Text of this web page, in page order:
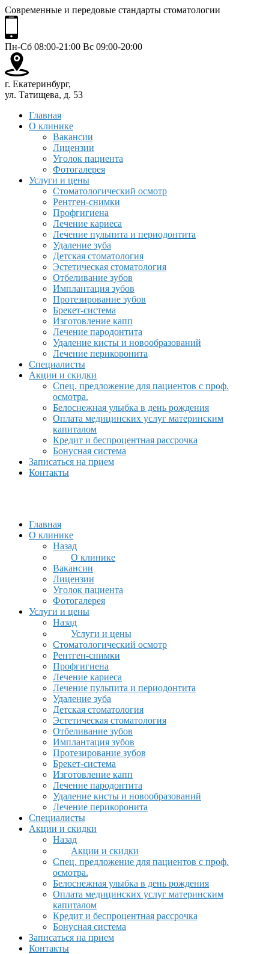
Современные и передовые стандарты стоматологии
Пн-Сб 08:00-21:00 Вс 09:00-20:00
г. Екатеринбург,
ул. Татищева, д. 53
Главная
О клинике
Вакансии
Лицензии
Уголок пациента
Фотогалерея
Услуги и цены
Стоматологический осмотр
Рентген-снимки
Профгигиена
Лечение кариеса
Лечение пульпита и периодонтита
Удаление зуба
Детская стоматология
Эстетическая стоматология
Отбеливание зубов
Имплантация зубов
Протезирование зубов
Брекет-система
Изготовление капп
Лечение пародонтита
Удаление кисты и новообразований
Лечение перикоронита
Специалисты
Акции и скидки
Спец. предложение для пациентов с проф.
осмотра.
Белоснежная улыбка в день рождения
Оплата медицинских услуг материнским
капиталом
Кредит и беспроцентная рассрочка
Бонусная система
Записаться на прием
Контакты
Главная
О клинике
Назад
О клинике
Вакансии
Лицензии
Уголок пациента
Фотогалерея
Услуги и цены
Назад
Услуги и цены
Стоматологический осмотр
Рентген-снимки
Профгигиена
Лечение кариеса
Лечение пульпита и периодонтита
Удаление зуба
Детская стоматология
Эстетическая стоматология
Отбеливание зубов
Имплантация зубов
Протезирование зубов
Брекет-система
Изготовление капп
Лечение пародонтита
Удаление кисты и новообразований
Лечение перикоронита
Специалисты
Акции и скидки
Назад
Акции и скидки
Спец. предложение для пациентов с проф.
осмотра.
Белоснежная улыбка в день рождения
Оплата медицинских услуг материнским
капиталом
Кредит и беспроцентная рассрочка
Бонусная система
Записаться на прием
Контакты